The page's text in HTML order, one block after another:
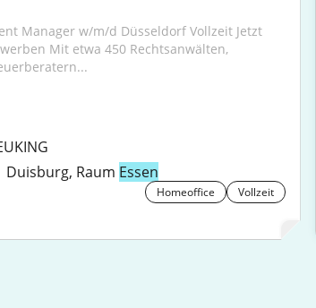
Manager w/m/d Düsseldorf Vollzeit Jetzt
Mit etwa 450 Rechtsanwälten,
Duisburg, Raum Essen
Homeoffice Vollzeit